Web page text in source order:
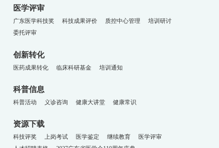
医学评审
广东医学科技奖 科技成果评价 质控中心管理
培训研讨
委托评审
创新转化
医药成果转化 临床科研基金 培训通知
科普信息
科普活动 义诊咨询 健康大讲堂 健康常识
资源下载
科技评奖 上岗考试 医学鉴定 继续教育
医学评审